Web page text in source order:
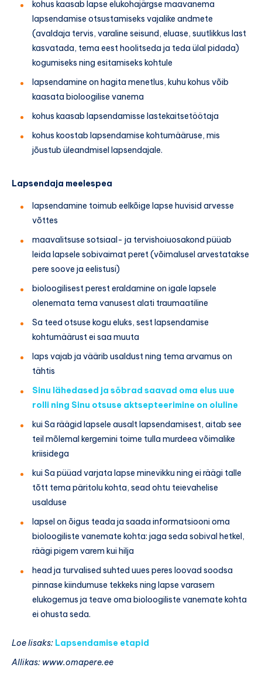
kohus kaasab lapse elukohajärgse maavanema
lapsendamise otsustamiseks vajalike andmete
(avaldaja tervis, varaline seisund, eluase, suutlikkus last
kasvatada, tema eest hoolitseda ja teda ülal pidada)
kogumiseks ning esitamiseks kohtule
lapsendamine on hagita menetlus, kuhu kohus võib
kaasata bioloogilise vanema
kohus kaasab lapsendamisse lastekaitsetöötaja
kohus koostab lapsendamise kohtumääruse, mis
jõustub üleandmisel lapsendajale.
Lapsendaja meelespea
lapsendamine toimub eelkõige lapse huvisid arvesse
võttes
maavalitsuse sotsiaal- ja tervishoiuosakond püüab
leida lapsele sobivaimat peret (võimalusel arvestatakse
pere soove ja eelistusi)
bioloogilisest perest eraldamine on igale lapsele
olenemata tema vanusest alati traumaatiline
Sa teed otsuse kogu eluks, sest lapsendamise
kohtumäärust ei saa muuta
laps vajab ja väärib usaldust ning tema arvamus on
tähtis
Sinu lähedased ja sõbrad saavad oma elus uue
rolli ning Sinu otsuse aktsepteerimine on oluline
kui Sa räägid lapsele ausalt lapsendamisest, aitab see
teil mõlemal kergemini toime tulla murdeea võimalike
kriisidega
kui Sa püüad varjata lapse minevikku ning ei räägi talle
tõtt tema päritolu kohta, sead ohtu teievahelise
usalduse
lapsel on õigus teada ja saada informatsiooni oma
bioloogiliste vanemate kohta: jaga seda sobival hetkel,
räägi pigem varem kui hilja
head ja turvalised suhted uues peres loovad soodsa
pinnase kiindumuse tekkeks ning lapse varasem
elukogemus ja teave oma bioloogiliste vanemate kohta
ei ohusta seda.
Loe lisaks: Lapsendamise etapid
Allikas: www.omapere.ee